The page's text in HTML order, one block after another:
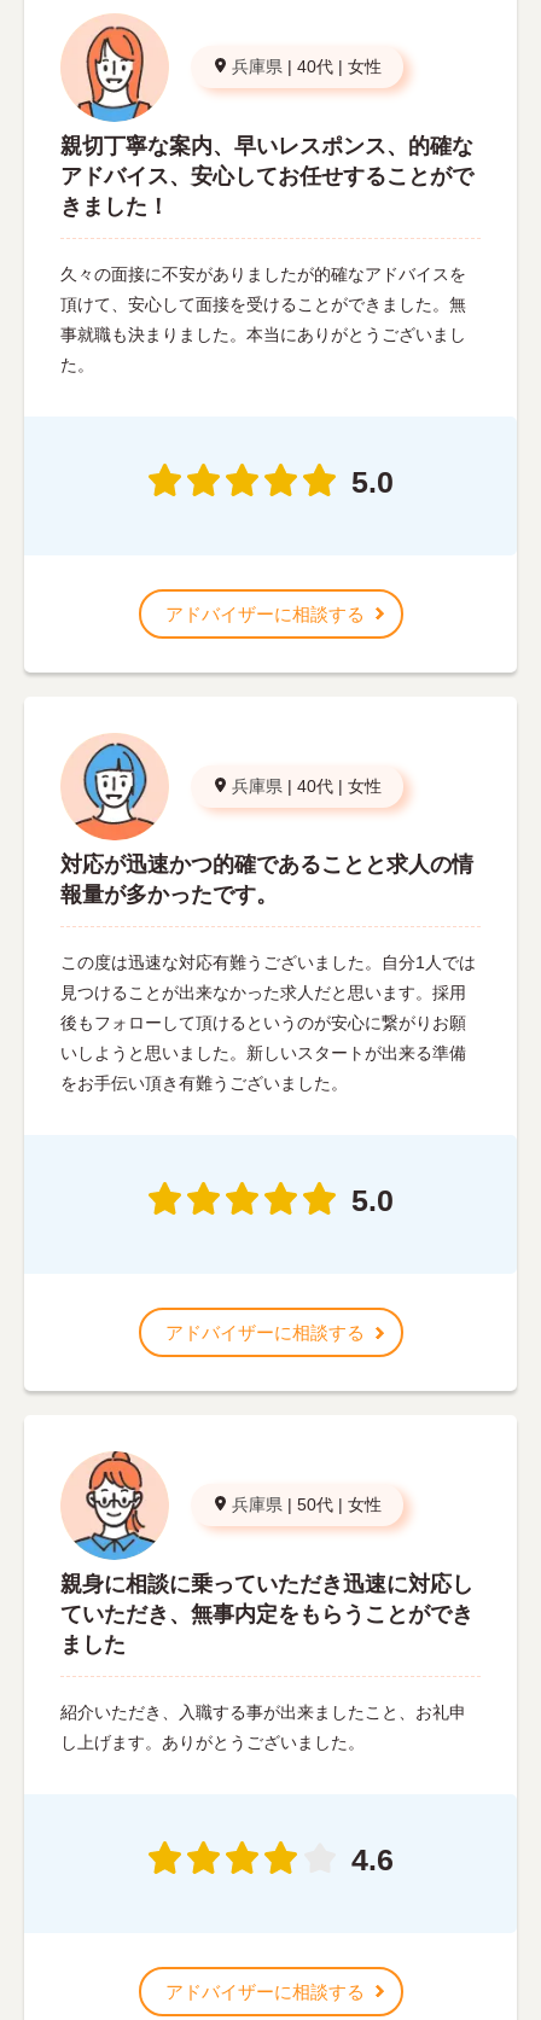
兵庫県 | 40代 | 女性
親切丁寧な案内、早いレスポンス、的確な
アドバイス、安心してお任せすることがで
きました！
久々の面接に不安がありましたが的確なアドバイスを
頂けて、安心して面接を受けることができました。無
事就職も決まりました。本当にありがとうございまし
た。
5.0
アドバイザーに相談する
兵庫県 | 40代 | 女性
対応が迅速かつ的確であることと求人の情
報量が多かったです。
この度は迅速な対応有難うございました。自分1人では
見つけることが出来なかった求人だと思います。採用
後もフォローして頂けるというのが安心に繋がりお願
いしようと思いました。新しいスタートが出来る準備
をお手伝い頂き有難うございました。
5.0
アドバイザーに相談する
兵庫県 | 50代 | 女性
親身に相談に乗っていただき迅速に対応し
ていただき、無事内定をもらうことができ
ました
紹介いただき、入職する事が出来ましたこと、お礼申
し上げます。ありがとうございました。
4.6
アドバイザーに相談する